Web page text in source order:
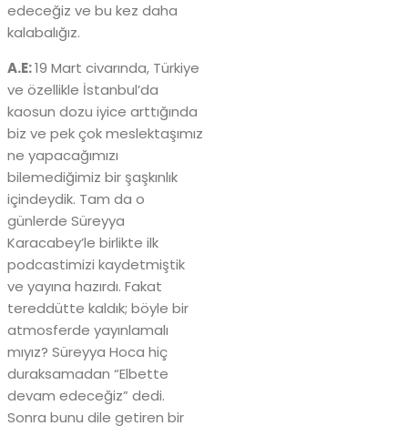
edeceğiz ve bu kez daha
kalabalığız.
A.E:19 Mart civarında, Türkiye
ve özellikle İstanbul’da
kaosun dozu iyice arttığında
biz ve pek çok meslektaşımız
ne yapacağımızı
bilemediğimiz bir şaşkınlık
içindeydik. Tam da o
günlerde Süreyya
Karacabey’le birlikte ilk
podcastimizi kaydetmiştik
ve yayına hazırdı. Fakat
tereddütte kaldık; böyle bir
atmosferde yayınlamalı
mıyız? Süreyya Hoca hiç
duraksamadan “Elbette
devam edeceğiz” dedi.
Sonra bunu dile getiren bir